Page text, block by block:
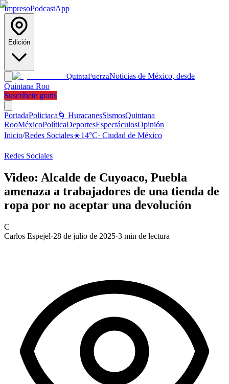
ImpresoPodcastApp
Edición
QuintaFuerzaNoticias de México, desde
Quintana Roo
Suscríbete gratis
PortadaPoliciaca 🌀 HuracanesSismosQuintana
RooMéxicoPolíticaDeportesEspectáculosOpinión
Inicio/Redes Sociales☀️14°C· Ciudad de México
Redes Sociales
Video: Alcalde de Cuyoaco, Puebla
amenaza a trabajadores de una tienda de
ropa por no aceptar una devolución
C
Carlos Espejel·28 de julio de 2025·3 min de lectura